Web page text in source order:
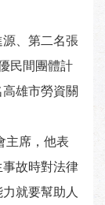
、第二名張
民間團體計
雄市勞資關
主席，他表
故時對法律
就要幫助人